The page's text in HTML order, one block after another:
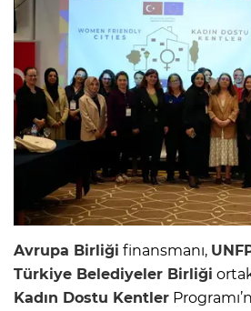
Avrupa Birliği finansmanı,
Türkiye Belediyeler Birliği
Kadın Dostu Kentler